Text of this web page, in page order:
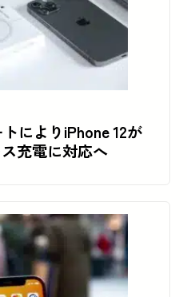
によりiPhone 12が
充電に対応へ